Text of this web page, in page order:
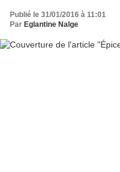
Publié le 31/01/2016 à 11:01
Par Eglantine Nalge